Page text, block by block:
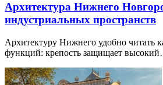
Архитектура Нижнего
индустриальных пространств
Архитектуру Нижнего удобно читать
функций: крепость защищает